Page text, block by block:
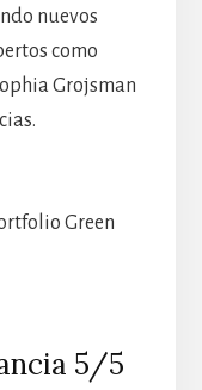
nuevos
como
Grojsman
Green
5/5